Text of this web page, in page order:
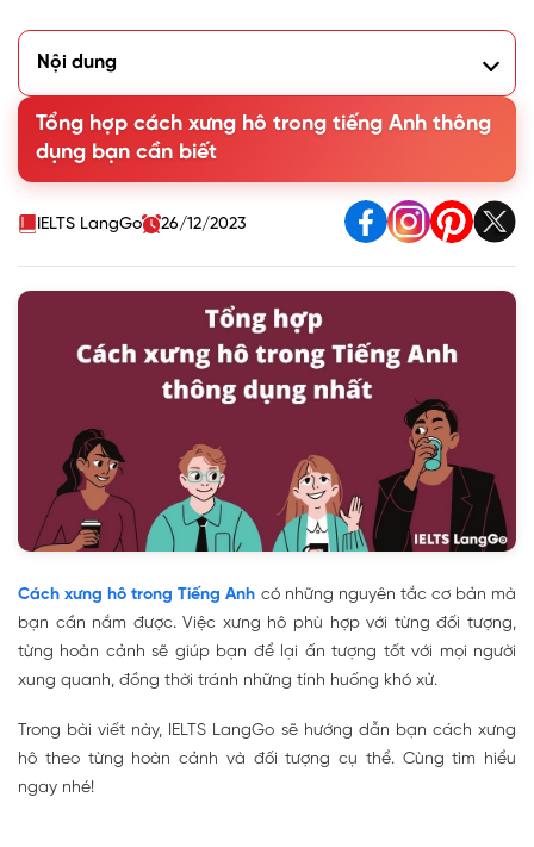
Nội dung
2. Cách xưng hô trong tiếng Anh theo từng hoàn cảnh và
đối tượng cụ thể
3. Những lưu ý khi sử dụng từ xưng hô trong tiếng Anh
Tổng hợp cách xưng hô trong tiếng Anh thông
dụng bạn cần biết
IELTS LangGo 26/12/2023
Cách xưng hô trong Tiếng Anh có những nguyên tắc cơ bản mà
bạn cần nắm được. Việc xưng hô phù hợp với từng đối tượng,
từng hoàn cảnh sẽ giúp bạn để lại ấn tượng tốt với mọi người
xung quanh, đồng thời tránh những tính huống khó xử.
Trong bài viết này, IELTS LangGo sẽ hướng dẫn bạn cách xưng
hô theo từng hoàn cảnh và đối tượng cụ thể. Cùng tìm hiểu
ngay nhé!